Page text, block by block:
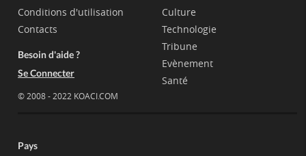
Conditions d'utilisation
Contacts
Besoin d'aide ?
Se Connecter
© 2008 - 2022 KOACI.COM
Culture
Technologie
Tribune
Evènement
Santé
Pays